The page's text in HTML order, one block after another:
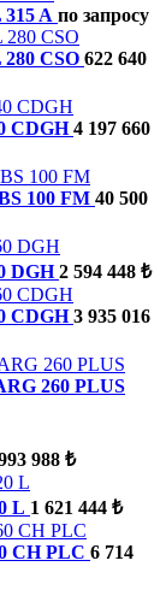
A по запросу
CSO 622 640
CDGH 4 197 660
100 FM 40 500
DGH 2 594 448 ₺
CDGH 3 935 016
260 PLUS
988 ₺
L 1 621 444 ₺
CH PLC 6 714